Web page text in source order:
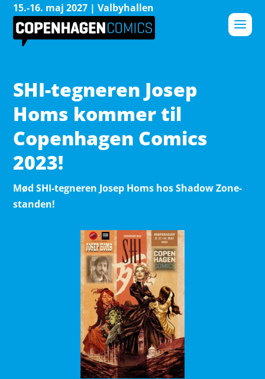
15.-16. maj 2027 | Valbyhallen
SHI-tegneren Josep
Homs kommer til
Copenhagen Comics
2023!
Mød SHI-tegneren Josep Homs hos Shadow Zone-
standen!